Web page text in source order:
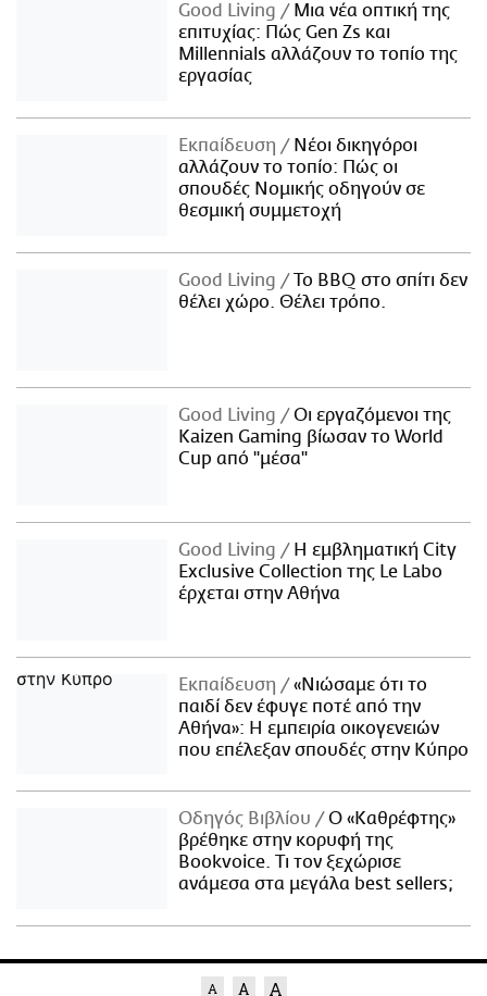
Good Living
Μια νέα οπτική της
επιτυχίας: Πώς Gen Zs και
Millennials αλλάζουν το τοπίο της
εργασίας
Εκπαίδευση
Νέοι δικηγόροι
αλλάζουν το τοπίο: Πώς οι
σπουδές Νομικής οδηγούν σε
θεσμική συμμετοχή
Good Living
Το BBQ στο σπίτι δεν
θέλει χώρο. Θέλει τρόπο.
Good Living
Οι εργαζόμενοι της
Kaizen Gaming βίωσαν το World
Cup από "μέσα"
Good Living
Η εμβληματική City
Exclusive Collection της Le Labo
έρχεται στην Αθήνα
Εκπαίδευση
«Νιώσαμε ότι το
παιδί δεν έφυγε ποτέ από την
Αθήνα»: Η εμπειρία οικογενειών
που επέλεξαν σπουδές στην Κύπρο
Οδηγός Βιβλίου
Ο «Καθρέφτης»
βρέθηκε στην κορυφή της
Bookvoice. Τι τον ξεχώρισε
ανάμεσα στα μεγάλα best sellers;